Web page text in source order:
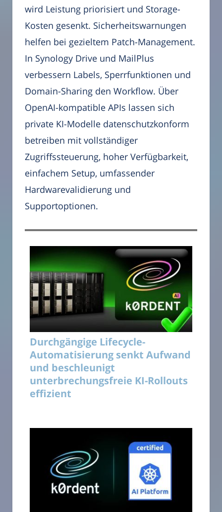
wird Leistung priorisiert und Storage-
Kosten gesenkt. Sicherheitswarnungen
helfen bei gezieltem Patch-Management.
In Synology Drive und MailPlus
verbessern Labels, Sperrfunktionen und
Domain-Sharing den Workflow. Über
OpenAI-kompatible APIs lassen sich
private KI-Modelle datenschutzkonform
betreiben mit vollständiger
Zugriffssteuerung, hoher Verfügbarkeit,
einfachem Setup, umfassender
Hardwarevalidierung und
Supportoptionen.
Durchgängige Lifecycle-
Automatisierung senkt Aufwand
und beschleunigt
unterbrechungsfreie KI-Rollouts
effizient